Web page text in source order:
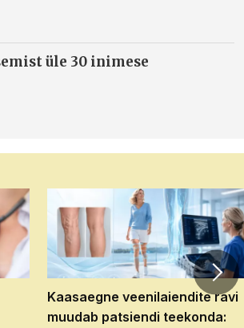
üle 30 inimese
Kaasaegne veenilaiendite ravi
muudab patsiendi teekonda: